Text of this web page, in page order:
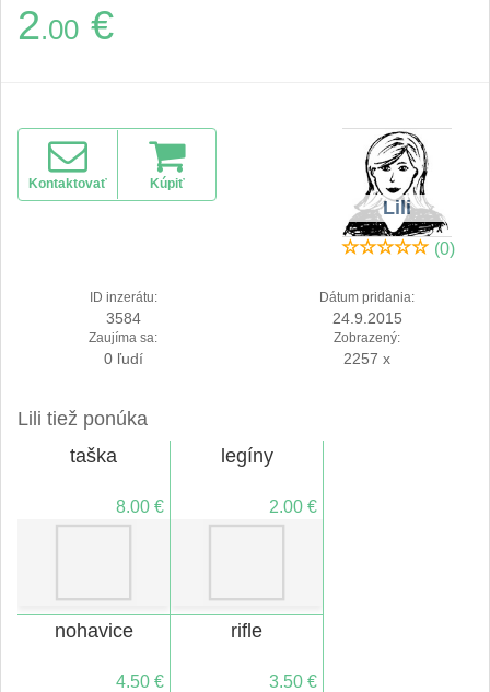
2.00 €
Kontaktovať Kúpiť
Lili
(0)
ID inzerátu:
3584
Dátum pridania:
24.9.2015
Zaujíma sa:
0 ľudí
Zobrazený:
2257 x
Lili tiež ponúka
taška
8.00 €
legíny
2.00 €
nohavice
4.50 €
rifle
3.50 €